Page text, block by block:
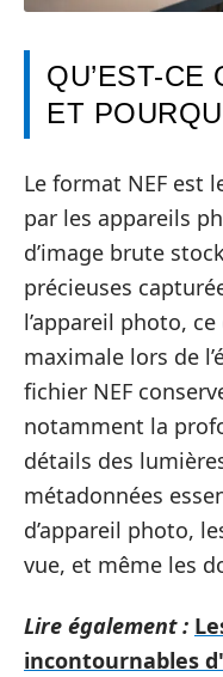
QU’EST-CE
ET
Le format NEF est
par les appareils
d’image brute
précieuses
l’appareil photo,
maximale lors de
fichier NEF
notamment la
détails des
métadonnées
d’appareil photo,
vue, et même les
Lire également :
incontournables